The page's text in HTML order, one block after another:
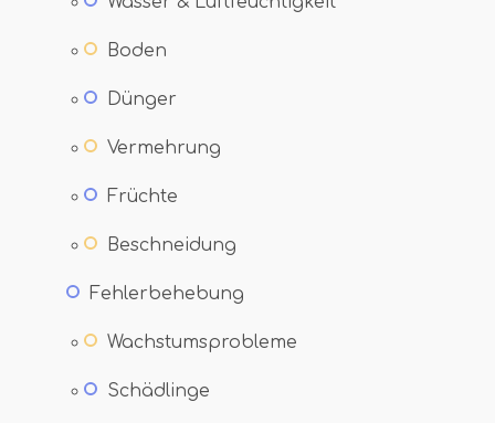
Boden
Dünger
Vermehrung
Früchte
Beschneidung
Fehlerbehebung
Wachstumsprobleme
Schädlinge